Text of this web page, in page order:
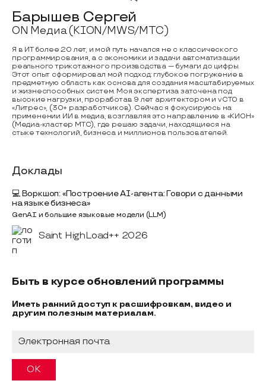
Барышев Сергей
ON Медиа (KION/MWS/МТС)
Я в ИТ более 20 лет, и мой путь начался не с классического
программирования, а с экономики и задачи автоматизации
реального трикотажного производства — бумаги до цифры.
Этот опыт сформировал мой подход: глубокое погружение в
предметную область как основа для создания масштабируемых
и жизнеспособных систем. Моя экспертиза заточена под
высокие нагрузки, проработав 9 лет архитектором и vCTO в
«Литрес», (30+ разработчиков). Сейчас я фокусируюсь на
применении ИИ в медиа, возглавляя это направление в «КИОН»
(Медиа-кластер МТС), где решаю задачи, находящиеся на
стыке технологий, бизнеса и миллионов пользователей.
Доклады
💻 Воркшоп: «Построение AI-агента: Говори с данными
на языке бизнеса»
GenAI и большие языковые модели (LLM)
Saint HighLoad++ 2026
Быть в курсе обновлений программы
Иметь ранний доступ к расшифровкам, видео и
другим полезным материалам.